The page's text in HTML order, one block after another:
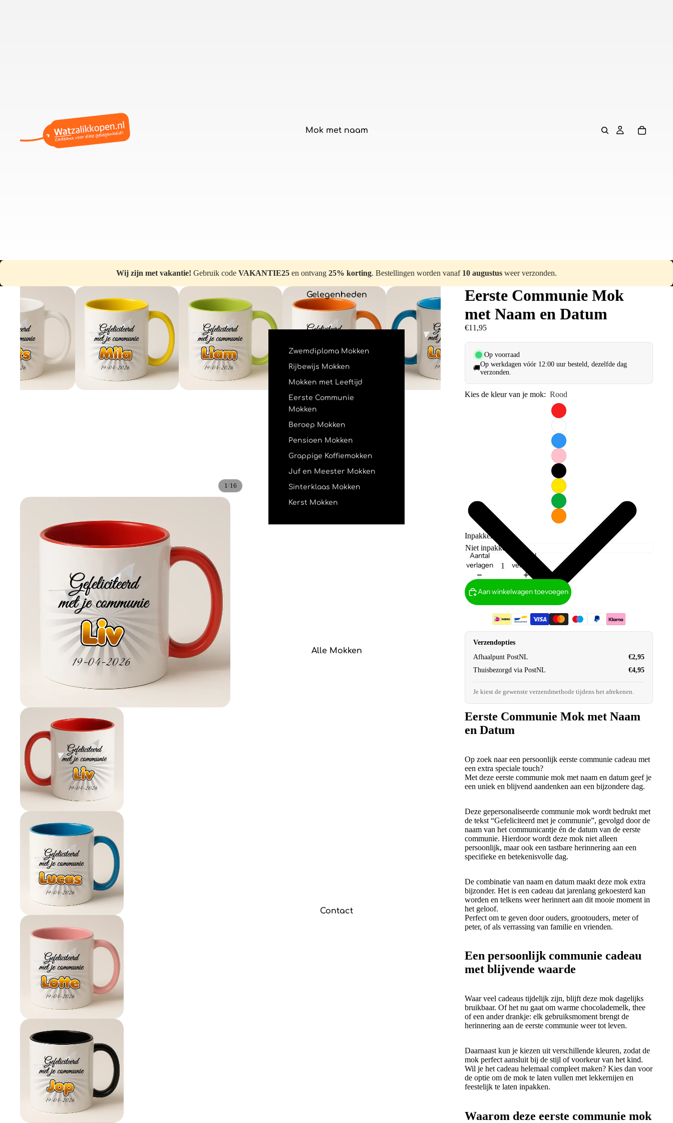
Mok met naam
Gelegenheden
Zwemdiploma Mokken
Rijbewijs Mokken
Mokken met Leeftijd
Eerste Communie
Mokken
Beroep Mokken
Pensioen Mokken
Grappige Koffiemokken
Juf en Meester Mokken
Sinterklaas Mokken
Kerst Mokken
Alle Mokken
Contact
Wij zijn met vakantie! Gebruik code VAKANTIE25 en ontvang 25% korting. Bestellingen worden vanaf 10 augustus weer verzonden.
1 /16
Eerste Communie Mok
met Naam en Datum
€11,95
Op voorraad
🚚
Op werkdagen vóór 12:00 uur besteld, dezelfde dag
verzonden.
Kies de kleur van je mok: Rood
Inpakken?
Aantal
verlagen
Aantal
verhogen
Aan winkelwagen toevoegen
Verzendopties
Afhaalpunt PostNL
€2,95
Thuisbezorgd via PostNL
€4,95
Je kiest de gewenste verzendmethode tijdens het afrekenen.
Eerste Communie Mok met Naam
en Datum
Op zoek naar een persoonlijk eerste communie cadeau met
een extra speciale touch?
Met deze eerste communie mok met naam en datum geef je
een uniek en blijvend aandenken aan een bijzondere dag.
Deze gepersonaliseerde communie mok wordt bedrukt met
de tekst “Gefeliciteerd met je communie”, gevolgd door de
naam van het communicantje én de datum van de eerste
communie. Hierdoor wordt deze mok niet alleen
persoonlijk, maar ook een tastbare herinnering aan een
specifieke en betekenisvolle dag.
De combinatie van naam en datum maakt deze mok extra
bijzonder. Het is een cadeau dat jarenlang gekoesterd kan
worden en telkens weer herinnert aan dit mooie moment in
het geloof.
Perfect om te geven door ouders, grootouders, meter of
peter, of als verrassing van familie en vrienden.
Een persoonlijk communie cadeau
met blijvende waarde
Waar veel cadeaus tijdelijk zijn, blijft deze mok dagelijks
bruikbaar. Of het nu gaat om warme chocolademelk, thee
of een ander drankje: elk gebruiksmoment brengt de
herinnering aan de eerste communie weer tot leven.
Daarnaast kun je kiezen uit verschillende kleuren, zodat de
mok perfect aansluit bij de stijl of voorkeur van het kind.
Wil je het cadeau helemaal compleet maken? Kies dan voor
de optie om de mok te laten vullen met lekkernijen en
feestelijk te laten inpakken.
Waarom deze eerste communie mok